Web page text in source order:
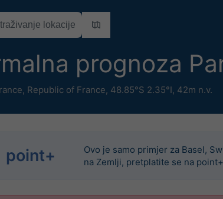
prognoza
, Republic of France, 48.85°S 2.35°I, 42m n.v.
point+
Ovo je samo primjer za Basel,
na Zemlji, pretplatite se na